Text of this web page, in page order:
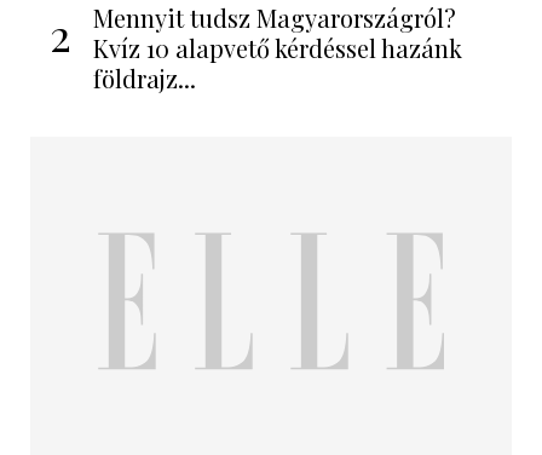
2
Mennyit tudsz Magyarországról?
Kvíz 10 alapvető kérdéssel hazánk
földrajz...